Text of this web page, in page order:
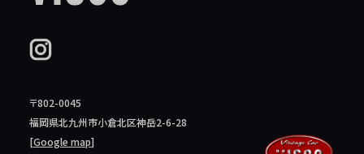
〒802-0045
福岡県北九州市小倉北区神岳2-6-28
[Google map]